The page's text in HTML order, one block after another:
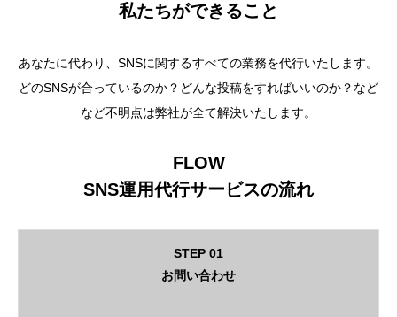
私たちができること
あなたに代わり、SNSに関するすべての業務を代行いたします。
どのSNSが合っているのか？どんな投稿をすればいいのか？など
など不明点は弊社が全て解決いたします。
FLOW
SNS運用代行サービスの流れ
STEP 01
お問い合わせ